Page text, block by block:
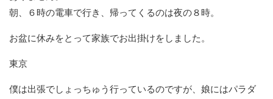
朝、６時の電車で行き、帰ってくるのは夜の８時。
お盆に休みをとって家族でお出掛けをしました。
東京
僕は出張でしょっちゅう行っているのですが、娘にはパラダ